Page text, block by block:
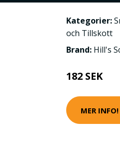
Kategorier:
och Tillskott
Brand: Hill's
182 SEK
MER INFO!